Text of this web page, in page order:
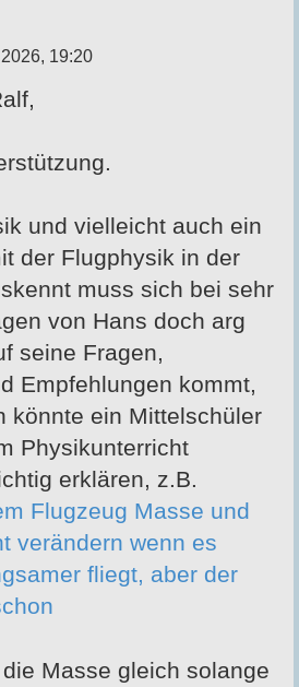
19:20
und vielleicht auch ein
der Flugphysik in der
muss sich bei sehr
von Hans doch arg
seine Fragen,
Empfehlungen kommt,
könnte ein Mittelschüler
Physikunterricht
erklären, z.B.
Flugzeug Masse und
verändern wenn es
fliegt, aber der
Masse gleich solange